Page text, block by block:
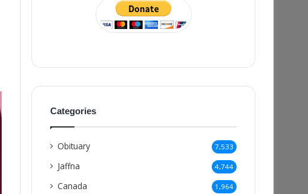
Categories
Obituary 7,533
Jaffna 4,744
Canada 1,964